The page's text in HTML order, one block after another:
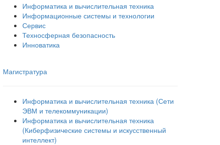
Информатика и вычислительная техника
Информационные системы и технологии
Сервис
Техносферная безопасность
Инноватика
Магистратура
Информатика и вычислительная техника (Сети
ЭВМ и телекоммуникации)
Информатика и вычислительная техника
(Киберфизические системы и искусственный
интеллект)